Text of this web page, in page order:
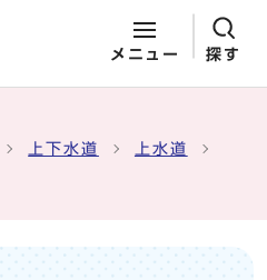
メニュー 探す
上下水道 上水道